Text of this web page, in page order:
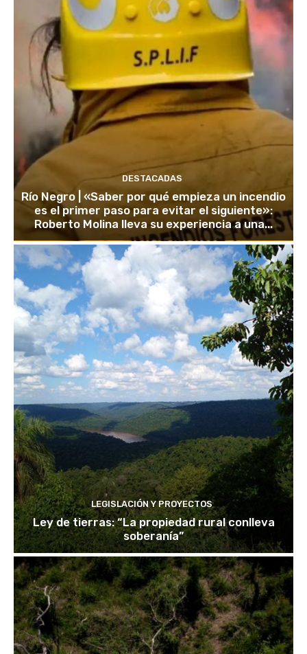
DESTACADAS
Río Negro | «Saber por qué empieza un incendio
es el primer paso para evitar el siguiente»:
Roberto Molina lleva su experiencia a una...
LEGISLACIÓN Y PROYECTOS
Ley de tierras: “La propiedad rural conlleva
soberanía”